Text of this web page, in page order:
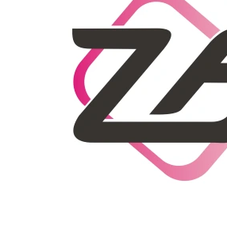
HLEDAT
DOPORUČUJEME